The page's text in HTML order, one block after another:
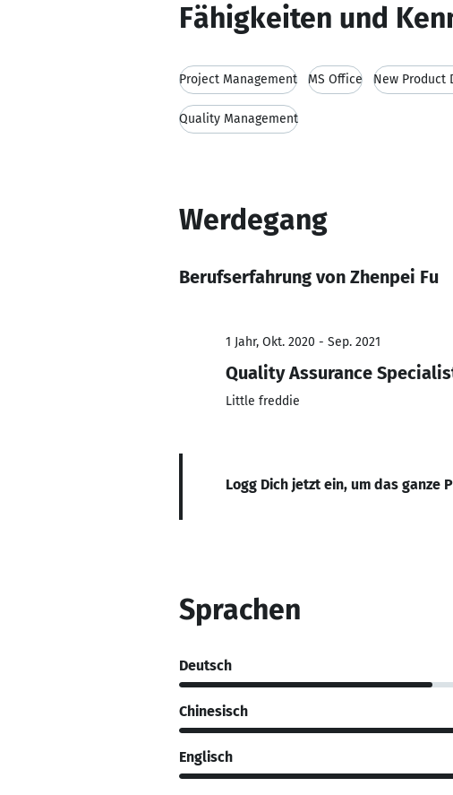
Fähigkeiten und
Project Management MS Office New Product
Quality Management
Werdegang
Berufserfahrung von Zhenpei Fu
1 Jahr, Okt. 2020 - Sep. 2021
Quality Assurance
Little freddie
Logg Dich jetzt ein, um das ganze
Sprachen
Deutsch
Chinesisch
Englisch